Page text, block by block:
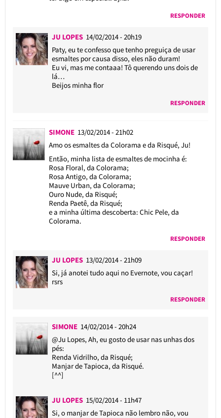
RESPONDER
JU LOPES 14/02/2014 - 20h19
Paty, eu te confesso que tenho preguiça de usar
esmaltes por causa disso, eles não duram!
Eu vi, mas me contaaa! Tô querendo uns dois de
lá…
Beijos minha flor
RESPONDER
SIMONE 13/02/2014 - 21h02
Amo os esmaltes da Colorama e da Risqué, Ju!
Então, minha lista de esmaltes de mocinha é:
Rosa Floral, da Colorama;
Rosa Antigo, da Colorama;
Mauve Urban, da Colorama;
Ouro Nude, da Risqué;
Renda Paetê, da Risqué;
e a minha última descoberta: Chic Pele, da
Colorama.
RESPONDER
JU LOPES 13/02/2014 - 21h09
Si, já anotei tudo aqui no Evernote, vou caçar!
rsrs
RESPONDER
SIMONE 14/02/2014 - 20h24
@Ju Lopes, Ah, eu gosto de usar nas unhas dos
pés:
Renda Vidrilho, da Risqué;
Manjar de Tapioca, da Risqué.
[^^]
JU LOPES 15/02/2014 - 11h47
Si, o manjar de Tapioca não lembro não, vou